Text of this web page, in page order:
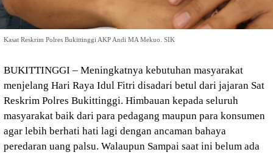
Kasat Reskrim Polres Bukittinggi AKP Andi MA Mekuo. SIK
BUKITTINGGI – Meningkatnya kebutuhan masyarakat
menjelang Hari Raya Idul Fitri disadari betul dari jajaran Sat
Reskrim Polres Bukittinggi. Himbauan kepada seluruh
masyarakat baik dari para pedagang maupun para konsumen
agar lebih berhati hati lagi dengan ancaman bahaya
peredaran uang palsu. Walaupun Sampai saat ini belum ada